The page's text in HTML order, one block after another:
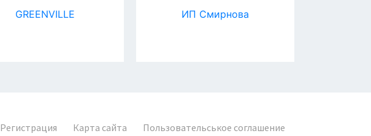
GREENVILLE ИП Смирнова
Регистрация Карта сайта Пользовательськое соглашение